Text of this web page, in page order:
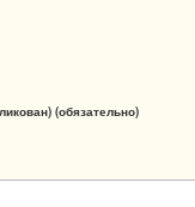
(обязательно)